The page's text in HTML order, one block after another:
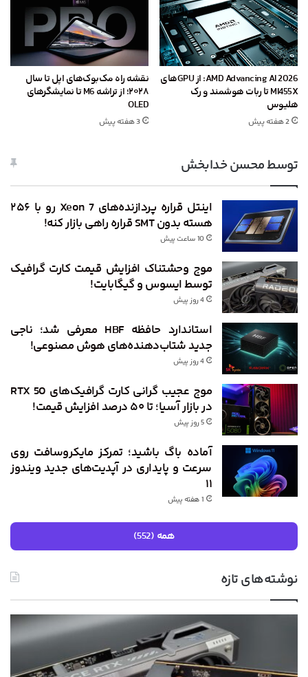
AMD Advancing AI 2026: از GPU‌های
MI455X تا ربات هوشمند و رک
هلیوس
2 هفته پیش
نقشه راه مک‌بوک‌های اپل تا سال
۲۰۲۸؛ از تراشه M6 تا نمایشگرهای
OLED
3 هفته پیش
توسط محسن خدابخش
اینتل قراره پردازنده‌های Xeon 7 رو با ۲۵۶
هسته بدون SMT قراره راهی بازار کنه!
10 ساعت پیش
موج وحشتناک افزایش قیمت کارت گرافیک
توسط ایسوس و گیگابایت!
4 روز پیش
استاندارد حافظه HBF معرفی شد؛ ناجی
جدید شتاب‌دهنده‌های هوش مصنوعی!
4 روز پیش
موج عجیب گرانی کارت گرافیک‌های RTX 50
در بازار آسیا؛ تا ۵۰ درصد افزایش قیمت!
5 روز پیش
آماده باگ باشید؛ تمرکز مایکروسافت روی
سرعت و پایداری در آپدیت‌های جدید ویندوز
۱۱
1 هفته پیش
همه (552)
نوشته‌های تازه